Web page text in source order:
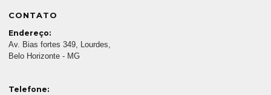
CONTATO
Endereço:
Av. Bias fortes 349, Lourdes,
Belo Horizonte - MG
Telefone: